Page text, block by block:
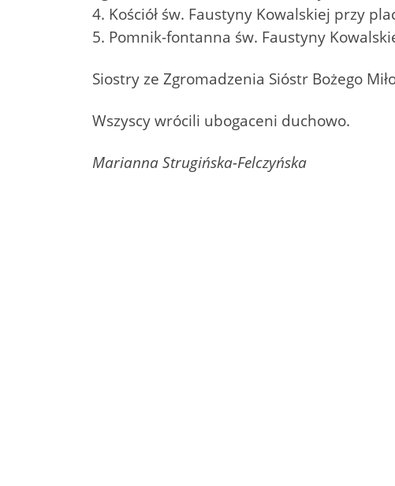
4. Kościół św. Faustyny Kowalskiej przy
5. Pomnik-fontanna św. Faustyny
Siostry ze Zgromadzenia Sióstr Bożego
Wszyscy wrócili ubogaceni duchowo.
Marianna Strugińska-Felczyńska